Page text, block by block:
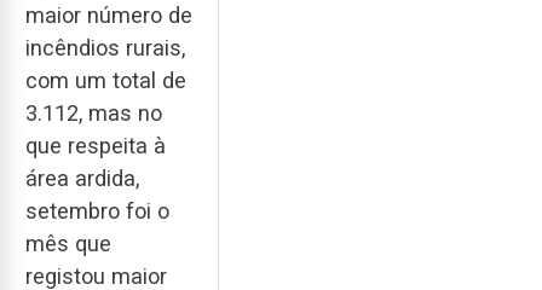
maior número de
incêndios rurais,
com um total de
3.112, mas no
que respeita à
área ardida,
setembro foi o
mês que
registou maior